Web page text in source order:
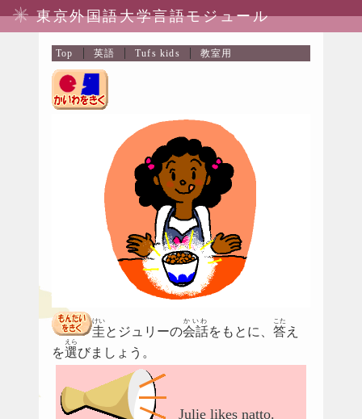
東京外国語大学言語モジュール
Top 英語 Tufs kids 教室用
圭
けい
とジュリーの会話
かいわ
をもとに、 答
こた
え
を選
えら
びましょう。
Julie likes natto.